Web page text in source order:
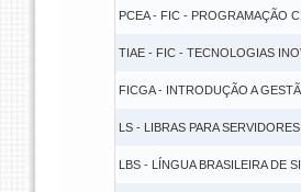
PCEA - FIC - PROGRAMAÇÃO
TIAE - FIC - TECNOLOGIAS
FICGA - INTRODUÇÃO A
LS - LIBRAS PARA SERVIDORES
LBS - LÍNGUA BRASILEIRA DE